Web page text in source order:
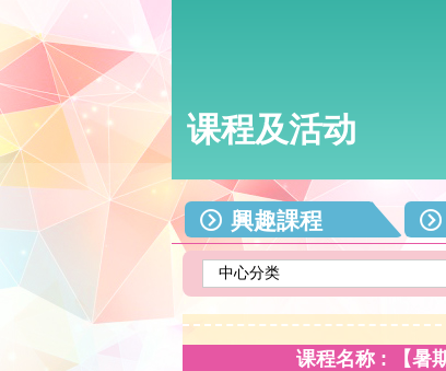
课程及活动
興趣課程
课程名称 : 【暑